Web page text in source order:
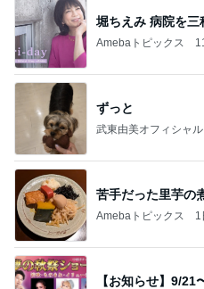
堀ちえみ 病院を三
Amebaトピックス
ずっと
武東由美オフィシャ
苦手だった里芋の
Amebaトピックス 1
【お知らせ】9/